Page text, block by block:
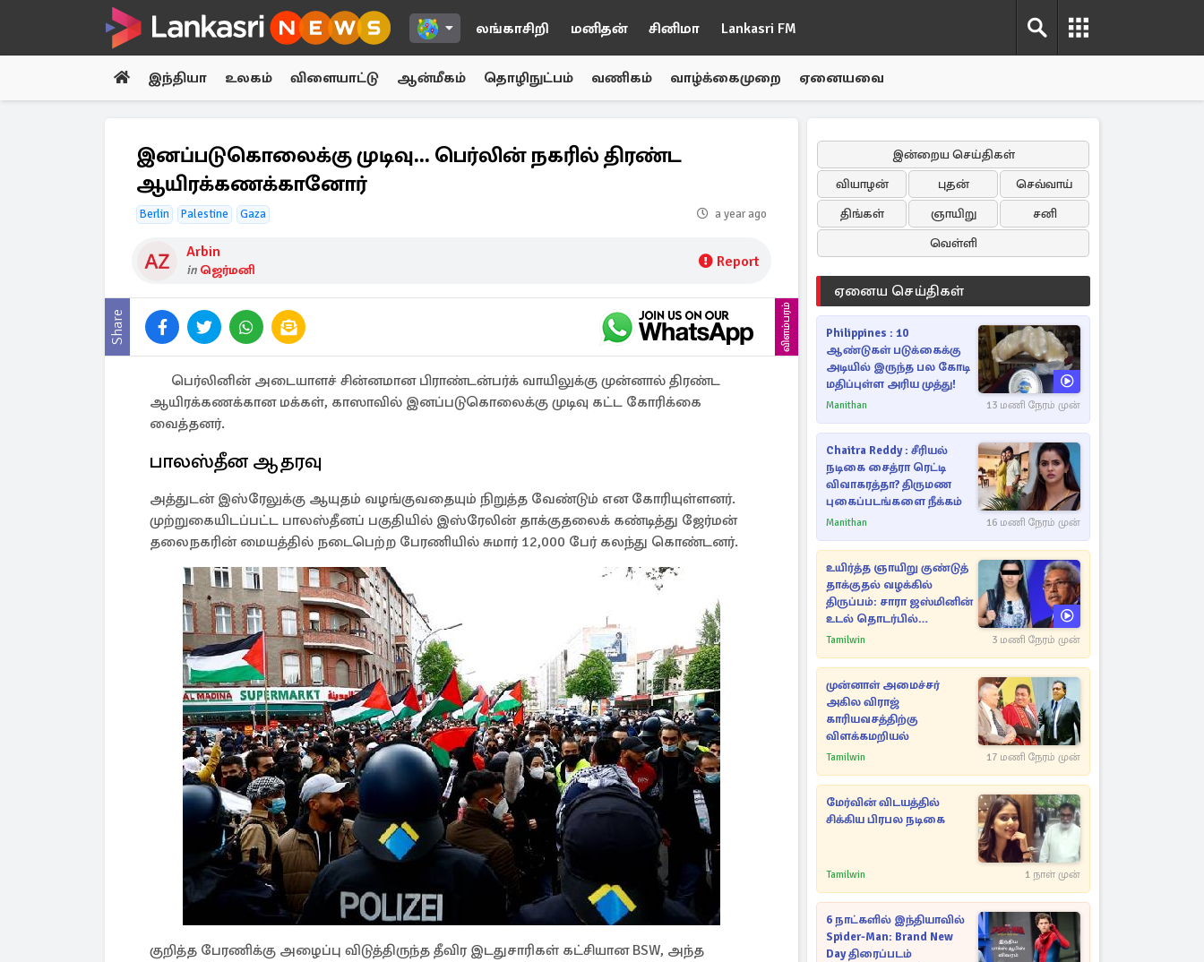
லங்காசிறி மனிதன் சினிமா Lankasri FM
இந்தியா உலகம் விளையாட்டு ஆன்மீகம் தொழிநுட்பம் வணிகம் வாழ்க்கைமுறை ஏனையவை
இனப்படுகொலைக்கு முடிவு... பெர்லின் நகரில் திரண்ட
ஆயிரக்கணக்கானோர்
Berlin Palestine Gaza a year ago
Arbin
in ஜெர்மனி Report
Share விளம்பரம்
பெர்லினின் அடையாளச் சின்னமான பிராண்டன்பர்க் வாயிலுக்கு முன்னால் திரண்ட
ஆயிரக்கணக்கான மக்கள், காஸாவில் இனப்படுகொலைக்கு முடிவு கட்ட கோரிக்கை
வைத்தனர்.
பாலஸ்தீன ஆதரவு
அத்துடன் இஸ்ரேலுக்கு ஆயுதம் வழங்குவதையும் நிறுத்த வேண்டும் என கோரியுள்ளனர்.
முற்றுகையிடப்பட்ட பாலஸ்தீனப் பகுதியில் இஸ்ரேலின் தாக்குதலைக் கண்டித்து ஜேர்மன்
தலைநகரின் மையத்தில் நடைபெற்ற பேரணியில் சுமார் 12,000 பேர் கலந்து கொண்டனர்.
குறித்த பேரணிக்கு அழைப்பு விடுத்திருந்த தீவிர இடதுசாரிகள் கட்சியான BSW, அந்த
இன்றைய செய்திகள்
வியாழன்
புதன்
செவ்வாய்
திங்கள்
ஞாயிறு
சனி
வெள்ளி
ஏனைய செய்திகள்
Philippines : 10
ஆண்டுகள் படுக்கைக்கு
அடியில் இருந்த பல கோடி
மதிப்புள்ள அரிய முத்து!
Manithan 13 மணி நேரம் முன்
Chaitra Reddy : சீரியல்
நடிகை சைத்ரா ரெட்டி
விவாகரத்தா? திருமண
புகைப்படங்களை நீக்கம்
Manithan 16 மணி நேரம் முன்
உயிர்த்த ஞாயிறு குண்டுத்
தாக்குதல் வழக்கில்
திருப்பம்: சாரா ஜஸ்மினின்
உடல் தொடர்பில்
நீதிமன்றத்தில் வெளியான
Tamilwin 3 மணி நேரம் முன்
முன்னாள் அமைச்சர்
அகில விராஜ்
காரியவசத்திற்கு
விளக்கமறியல்
Tamilwin 17 மணி நேரம் முன்
மேர்வின் விடயத்தில்
சிக்கிய பிரபல நடிகை
Tamilwin 1 நாள் முன்
6 நாட்களில் இந்தியாவில்
Spider-Man: Brand New
Day திரைப்படம்